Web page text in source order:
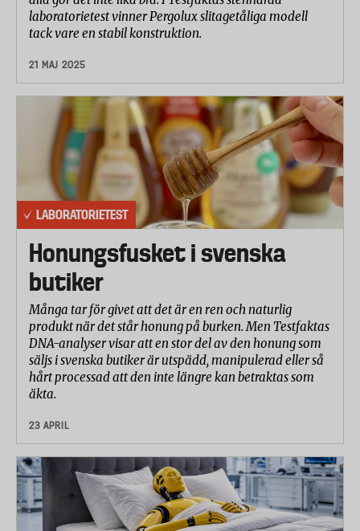
laboratorietest vinner Pergolux slitagetåliga modell
tack vare en stabil konstruktion.
21 MAJ 2025
LABORATORIETEST
Honungsfusket i svenska
butiker
Många tar för givet att det är en ren och naturlig
produkt när det står honung på burken. Men Testfaktas
DNA-analyser visar att en stor del av den honung som
säljs i svenska butiker är utspädd, manipulerad eller så
hårt processad att den inte längre kan betraktas som
äkta.
23 APRIL